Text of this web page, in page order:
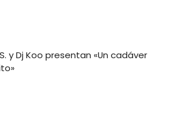
y Dj Koo presentan «Un cadáver